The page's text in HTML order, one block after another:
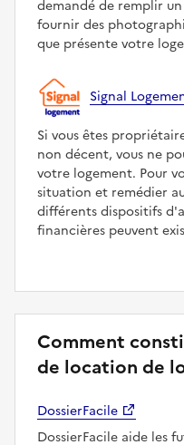
demandé de remplir
fournir des
que présente votre
Signal
Si vous êtes
non décent, vous ne
votre logement. Pour
situation et remédier
différents dispositifs
financières peuvent
Comment
de location de
DossierFacile
DossierFacile aide les